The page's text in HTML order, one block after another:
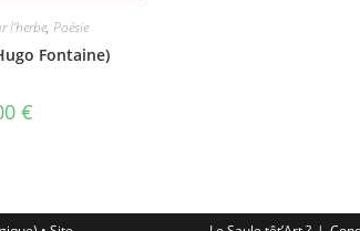
l'herbe,Poésie
Fontaine)
€